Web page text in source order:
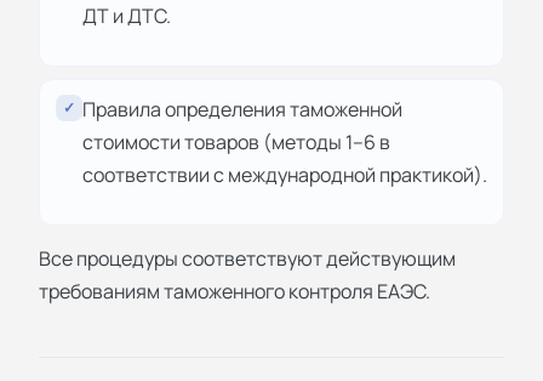
ДТ и ДТС.
✓ Правила определения таможенной
стоимости товаров (методы 1–6 в
соответствии с международной практикой).
Все процедуры соответствуют действующим
требованиям таможенного контроля ЕАЭС.